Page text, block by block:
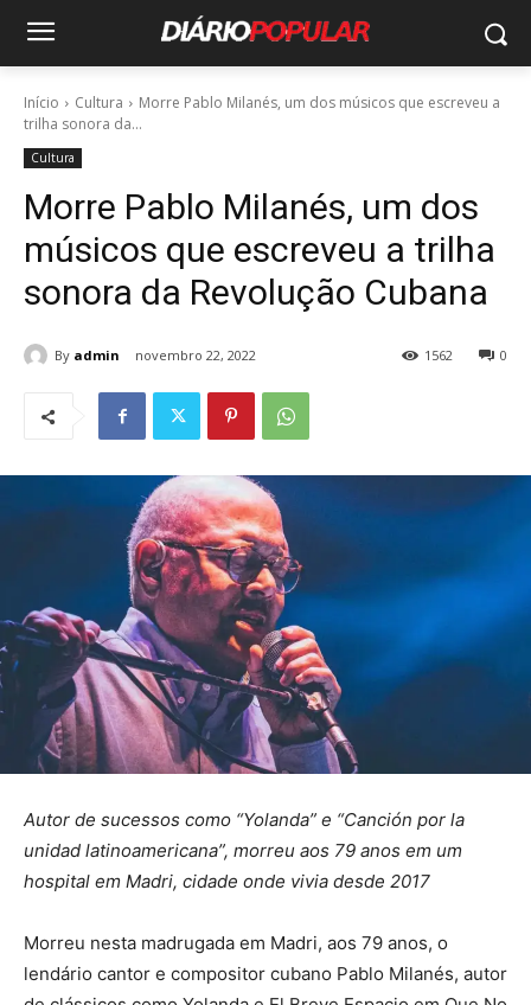
Início Cultura
Morre Pablo Milanés, um dos músicos que escreveu a
trilha sonora da...
Cultura
Morre Pablo Milanés, um dos
músicos que escreveu a trilha
sonora da Revolução Cubana
By admin novembro 22, 2022 0
1562
Autor de sucessos como “Yolanda” e “Canción por la
unidad latinoamericana”, morreu aos 79 anos em um
hospital em Madri, cidade onde vivia desde 2017
Morreu nesta madrugada em Madri, aos 79 anos, o
lendário cantor e compositor cubano Pablo Milanés, autor